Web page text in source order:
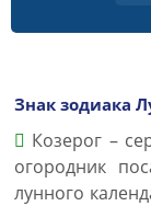
Знак зодиака
Козерог –
огородник
лунного